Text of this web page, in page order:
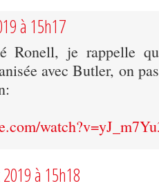
à 15h17
Ronell, je rappelle
avec Butler, on
à 15h18